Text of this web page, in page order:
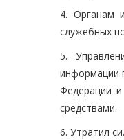
4. Органам
служебных
5.
информации
Федерации
средствами.
6. Утратил